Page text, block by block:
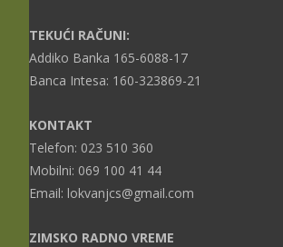
TEKUĆI RAČUNI:
Addiko Banka 165-6088-17
Banca Intesa: 160-323869-21
KONTAKT
Telefon: 023 510 360
Mobilni: 069 100 41 44
Email: lokvanjcs@gmail.com
ZIMSKO RADNO VREME